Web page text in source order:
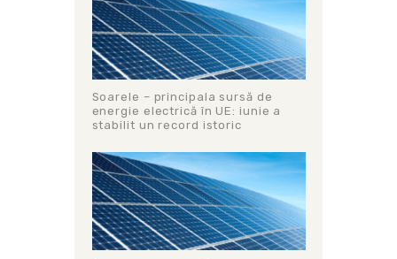
Soarele – principala sursă de
energie electrică în UE: iunie a
stabilit un record istoric